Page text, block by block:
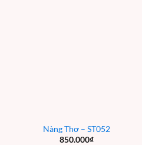
Nàng Thơ – ST052
850.000₫